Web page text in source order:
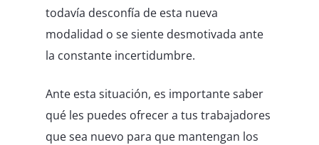
todavía desconfía de esta nueva
modalidad o se siente desmotivada ante
la constante incertidumbre.
Ante esta situación, es importante saber
qué les puedes ofrecer a tus trabajadores
que sea nuevo para que mantengan los